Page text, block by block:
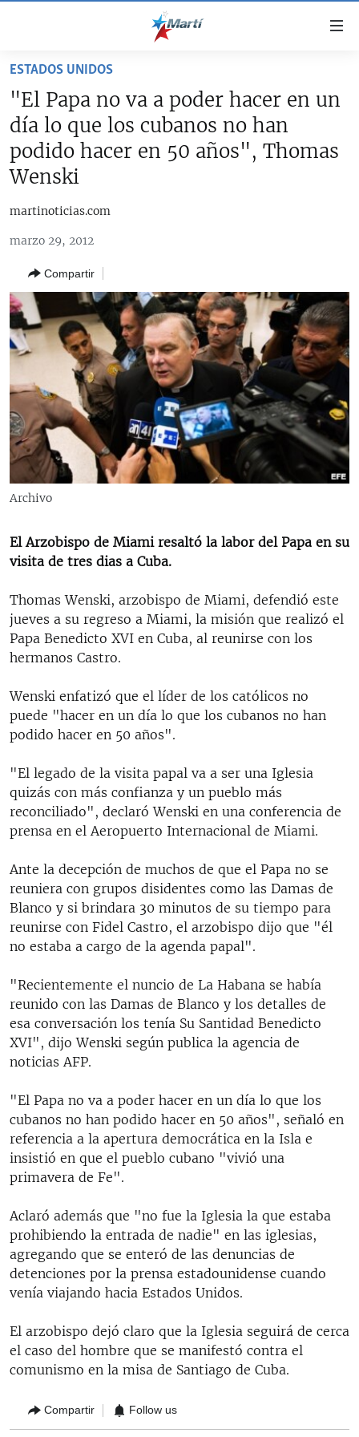
accesibilidad
contenido
principal
principal
la
búsqueda
CUBA
CUBA
DERECHOS HUMANOS
SOBRE CUBA
ESTADOS UNIDOS
ESTADOS UNIDOS
AMÉRICA LATINA
OPINIÓN GRÁFICA
AUDIOVISUALES MARTÍ
RADIO MARTÍ
ESPECIALES
ESPECIALES
LA REALIDAD DE LA VIVIENDA EN CUBA
LOS SANTOS DE HIALEAH
LA INVASIÓN DE RUSIA A UCRANIA
MULTIMEDIA
EDITORIALES
SÍGUENOS
ESTADOS UNIDOS
"El Papa no va a poder hacer en un
día lo que los cubanos no han
podido hacer en 50 años", Thomas
Wenski
martinoticias.com
marzo 29, 2012
Compartir
Archivo
El Arzobispo de Miami resaltó la labor del Papa en su
visita de tres dias a Cuba.
Thomas Wenski, arzobispo de Miami, defendió este
jueves a su regreso a Miami, la misión que realizó el
Papa Benedicto XVI en Cuba, al reunirse con los
hermanos Castro.
Wenski enfatizó que el líder de los católicos no
puede "hacer en un día lo que los cubanos no han
podido hacer en 50 años".
"El legado de la visita papal va a ser una Iglesia
quizás con más confianza y un pueblo más
reconciliado", declaró Wenski en una conferencia de
prensa en el Aeropuerto Internacional de Miami.
Ante la decepción de muchos de que el Papa no se
reuniera con grupos disidentes como las Damas de
Blanco y si brindara 30 minutos de su tiempo para
reunirse con Fidel Castro, el arzobispo dijo que "él
no estaba a cargo de la agenda papal".
"Recientemente el nuncio de La Habana se había
reunido con las Damas de Blanco y los detalles de
esa conversación los tenía Su Santidad Benedicto
XVI", dijo Wenski según publica la agencia de
noticias AFP.
"El Papa no va a poder hacer en un día lo que los
cubanos no han podido hacer en 50 años", señaló en
referencia a la apertura democrática en la Isla e
insistió en que el pueblo cubano "vivió una
primavera de Fe".
Aclaró además que "no fue la Iglesia la que estaba
prohibiendo la entrada de nadie" en las iglesias,
agregando que se enteró de las denuncias de
detenciones por la prensa estadounidense cuando
venía viajando hacia Estados Unidos.
El arzobispo dejó claro que la Iglesia seguirá de cerca
el caso del hombre que se manifestó contra el
comunismo en la misa de Santiago de Cuba.
Compartir Follow us